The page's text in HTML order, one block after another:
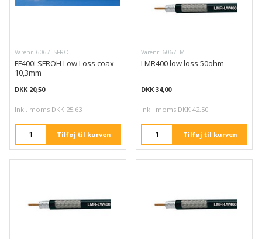
Varenr. 6067LSFROH
FF400LSFROH Low Loss coax
10,3mm
DKK 20,50
Inkl. moms DKK 25,63
Tilføj til kurven
Varenr. 6067TM
LMR400 low loss 50ohm
DKK 34,00
Inkl. moms DKK 42,50
Tilføj til kurven